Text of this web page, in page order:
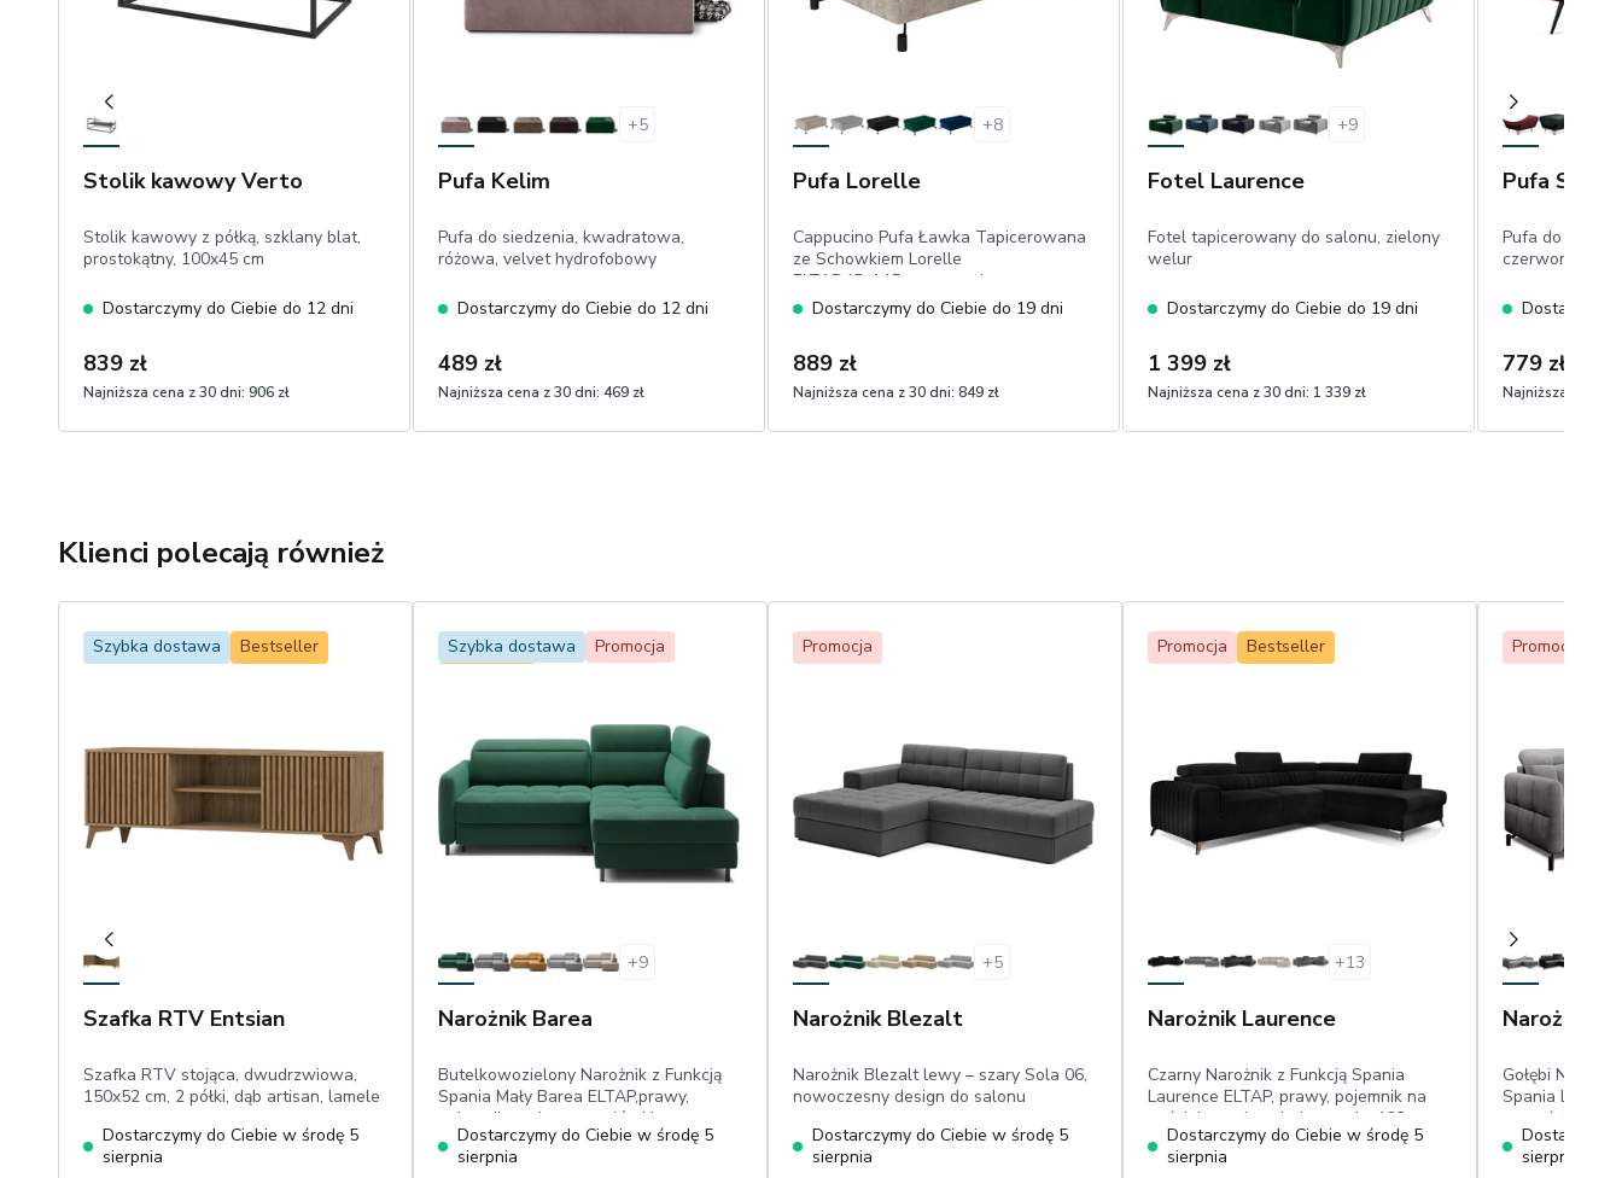
Stolik kawowy Verto
Stolik kawowy z półką, szklany blat,
prostokątny, 100x45 cm
Dostarczymy do Ciebie do 12 dni
839 zł
Najniższa cena z 30 dni: 906 zł
+5
Pufa Kelim
Pufa do siedzenia, kwadratowa,
różowa, velvet hydrofobowy
Dostarczymy do Ciebie do 12 dni
489 zł
Najniższa cena z 30 dni: 469 zł
+8
Pufa Lorelle
Cappucino Pufa Ławka Tapicerowana
ze Schowkiem Lorelle
ELTAP,45x145cm, prostokątna
komfortowe siedzisko, przeszycia i
pikowania, czarne nóżki 17 cm, welwet
Dostarczymy do Ciebie do 19 dni
889 zł
Najniższa cena z 30 dni: 849 zł
+9
Fotel Laurence
Fotel tapicerowany do salonu, zielony
welur
Dostarczymy do Ciebie do 19 dni
1 399 zł
Najniższa cena z 30 dni: 1 339 zł
Pufa Silva
Pufa do
czerwona,
779 zł
Najniższa cena z
Klienci polecają również
Szybka dostawa Bestseller
Szafka RTV Entsian
Szafka RTV stojąca, dwudrzwiowa,
150x52 cm, 2 półki, dąb artisan, lamele
Dostarczymy do Ciebie w środę 5
sierpnia
Szybka dostawa
Promocja
+9
Narożnik Barea
Butelkowozielony Narożnik z Funkcją
Spania Mały Barea ELTAP,prawy,
pojemnik, ruchome zagłówki,
powierzchnia spania: 160 cm x 128 cm,
przyjemny w dotyku plusz
Dostarczymy do Ciebie w środę 5
sierpnia
Promocja
+5
Narożnik Blezalt
Narożnik Blezalt lewy – szary Sola 06,
nowoczesny design do salonu
Dostarczymy do Ciebie w środę 5
sierpnia
Promocja Bestseller
+13
Narożnik Laurence
Czarny Narożnik z Funkcją Spania
Laurence ELTAP, prawy, pojemnik na
pościel, powierzchnia spania: 123 cm x
193 cm, niecieniujący welwet
Dostarczymy do Ciebie w środę 5
sierpnia
Promocja
Narożnik
Gołębi
Spania Lorelle
na pościel,
hydrofobowy
sierpnia